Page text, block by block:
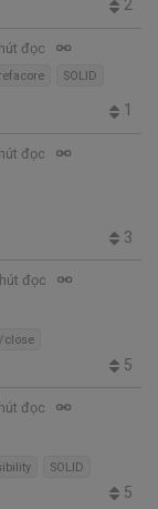
2
đọc
refacore SOLID
1
đọc
3
đọc
close
5
đọc
SOLID
5